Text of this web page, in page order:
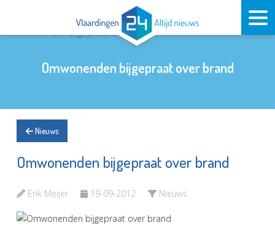
Omwonenden bijgepraat over brand
Nieuws
Omwonenden bijgepraat over brand
Erik Meijer 19-09-2012 Nieuws